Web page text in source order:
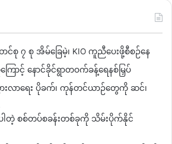
င်စု ၇ စု အိမ်ခြေမဲ့၊ KIO ကူညီပေးဖို့စီစဉ်နေ
ောင့် နောင်ခိုင်ရွာတဝက်ခန့်ရေနစ်မြှပ်
ားလာရေး ပိုခက်၊ ကုန်တင်ယာဉ်တွေကို ဆင်၊
တဲ့ စစ်တပ်စခန်းတစ်ခုကို သိမ်းပိုက်နိုင်